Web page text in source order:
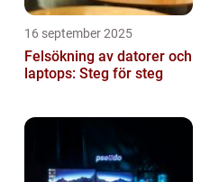
16 september 2025
Felsökning av datorer och
laptops: Steg för steg